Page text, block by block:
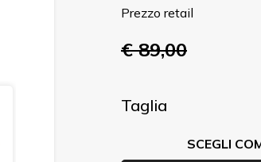
Prezzo retail
€ 89,00
Taglia
SCEGLI